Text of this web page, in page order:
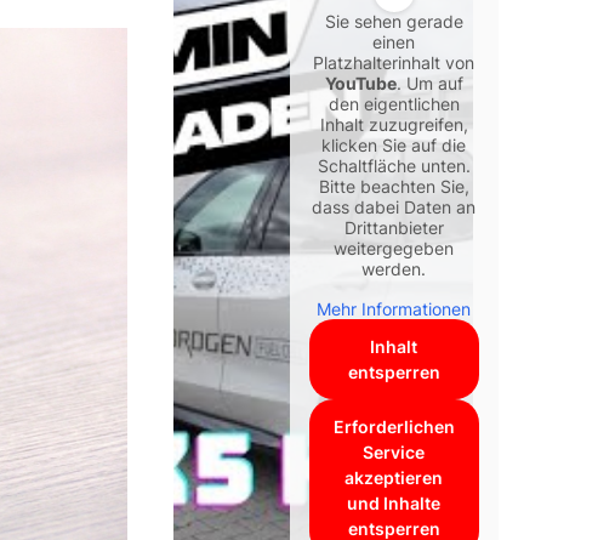
Sie sehen gerade
einen
Platzhalterinhalt von
YouTube. Um auf
den eigentlichen
Inhalt zuzugreifen,
klicken Sie auf die
Schaltfläche unten.
Bitte beachten Sie,
dass dabei Daten an
Drittanbieter
weitergegeben
werden.
Mehr Informationen
Inhalt
entsperren
Erforderlichen
Service
akzeptieren
und Inhalte
entsperren